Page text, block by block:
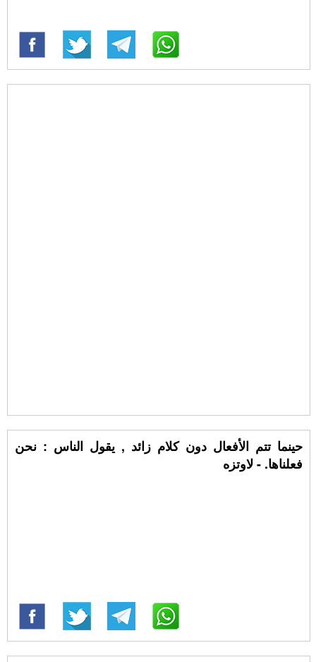
حينما تتم الأفعال دون كلام زائد , يقول الناس : نحن
فعلناها. - لاوتزه